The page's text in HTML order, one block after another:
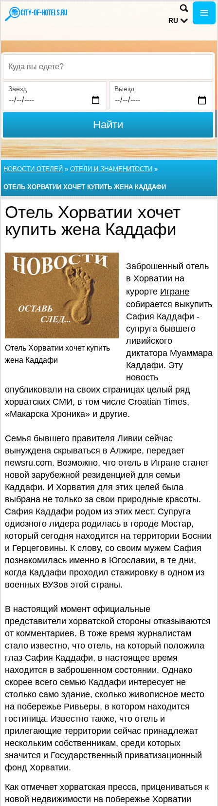
RU
Куда вы едете?
Заезд Выезд
Найти
НОВОСТИ ОТЕЛЕЙ » ОТЕЛИ И ЗНАМЕНИТОСТИ »
ОТЕЛЬ ХОРВАТИИ ХОЧЕТ КУПИТЬ ЖЕНА КАДДАФИ
Отель Хорватии хочет
купить жена Каддафи
Отель Хорватии хочет купить
жена Каддафи
Заброшенный отель
в Хорватии на
курорте Игране
собирается выкупить
Сафия Каддафи -
супруга бывшего
ливийского
диктатора Муаммара
Каддафи. Эту
новость
опубликовали на своих страницах целый ряд
хорватских СМИ, в том числе Croatian Times,
«Макарска Хроника» и другие.
Семья бывшего правителя Ливии сейчас
вынуждена скрываться в Алжире, передает
newsru.com. Возможно, что отель в Игране станет
новой зарубежной резиденцией для семьи
Каддафи. И Хорватия для этих целей была
выбрана не только за свои природные красоты.
Сафия Каддафи родом из этих мест. Супруга
одиозного лидера родилась в городе Мостар,
который сегодня находится на территории Боснии
и Герцеговины. К слову, со своим мужем Сафия
познакомилась именно в Югославии, в те дни,
когда Каддафи проходил стажировку в одном из
военных ВУЗов этой страны.
В настоящий момент официальные
представители хорватской стороны отказываются
от комментариев. В тоже время журналистам
стало известно, что отель, на который положила
глаз Сафия Каддафи, в настоящее время
находится в заброшенном состоянии. Однако
скорее всего семью Каддафи интересует не
столько само здание, сколько живописное место
на побережье Ривьеры, в котором находится
гостиница. Известно также, что отель и
прилегающие территории сейчас принадлежат
нескольким собственникам, среди которых
значится и Государственный приватизационный
фонд Хорватии.
Как отмечает хорватская пресса, прицениваться к
новой недвижимости на побережье Хорватии